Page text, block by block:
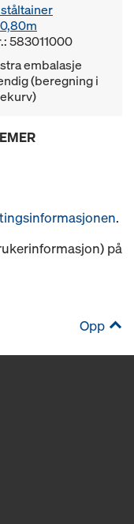
583011000
embalasje
(beregning i
.
på
Opp